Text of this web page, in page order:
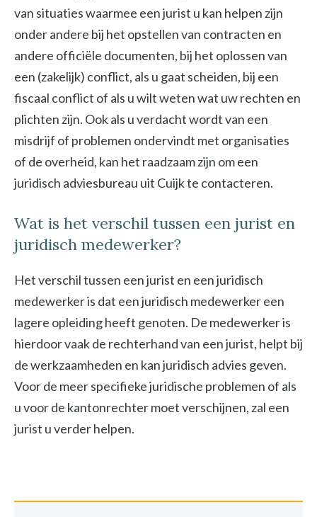
van situaties waarmee een jurist u kan helpen zijn
onder andere bij het opstellen van contracten en
andere officiële documenten, bij het oplossen van
een (zakelijk) conflict, als u gaat scheiden, bij een
fiscaal conflict of als u wilt weten wat uw rechten en
plichten zijn. Ook als u verdacht wordt van een
misdrijf of problemen ondervindt met organisaties
of de overheid, kan het raadzaam zijn om een
juridisch adviesbureau uit Cuijk te contacteren.
Wat is het verschil tussen een jurist en
juridisch medewerker?
Het verschil tussen een jurist en een juridisch
medewerker is dat een juridisch medewerker een
lagere opleiding heeft genoten. De medewerker is
hierdoor vaak de rechterhand van een jurist, helpt bij
de werkzaamheden en kan juridisch advies geven.
Voor de meer specifieke juridische problemen of als
u voor de kantonrechter moet verschijnen, zal een
jurist u verder helpen.